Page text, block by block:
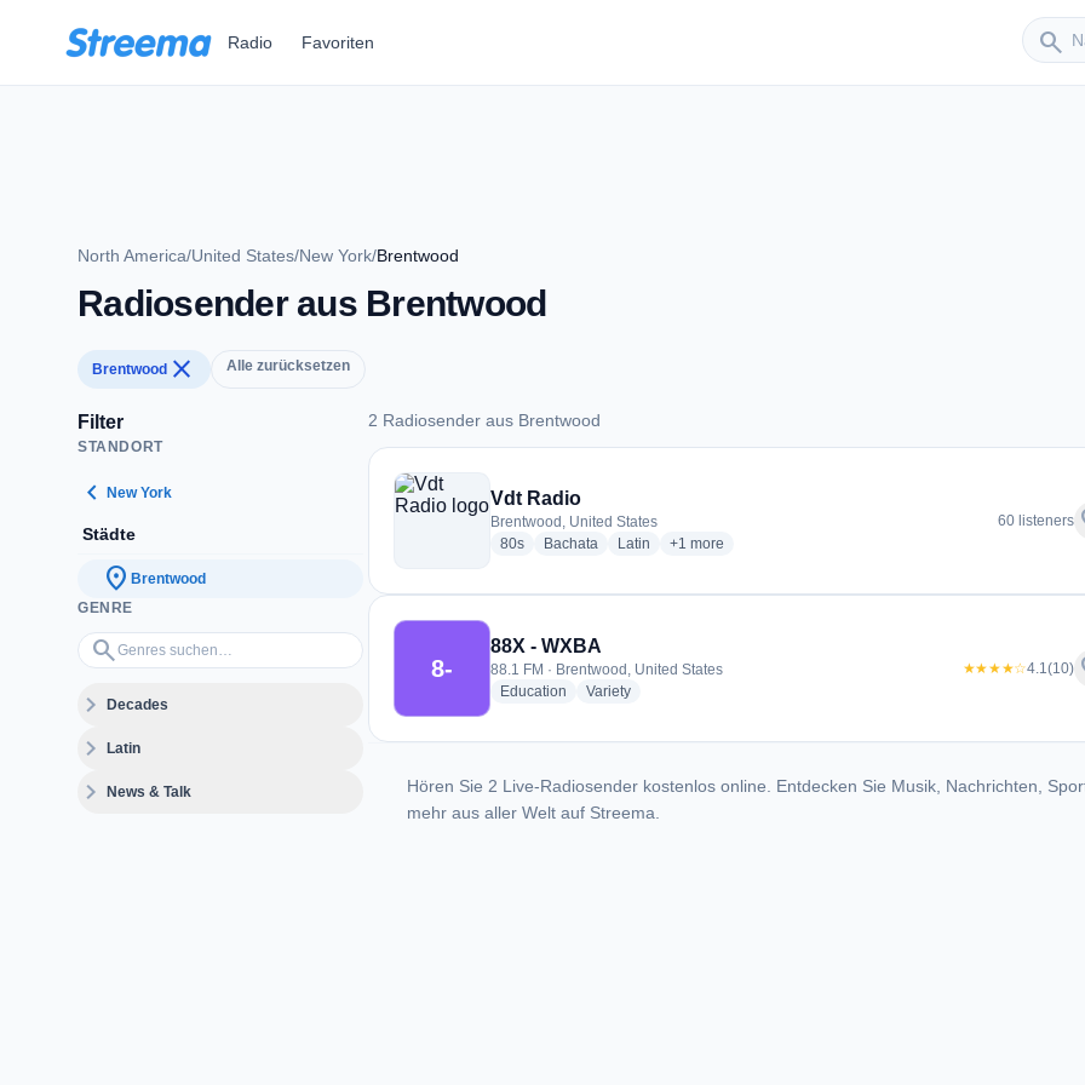
Radio Favoriten search
Sender
North America/United States/New York/Brentwood
Radiosender aus Brentwood
Brentwood close Alle zurücksetzen
Filter
STANDORT
chevron_left New York
Städte
location_on Brentwood
GENRE
search
Genres suchen…
expand_moreDecades
expand_moreLatin
expand_moreNews & Talk
2 Radiosender aus Brentwood
2 Radiosender aus Brentwood
Vdt Radio
Brentwood, United States
80sradio stations
Bachata radio stations
Latin radio stations
+1 more genres for Vdt Radio
more
60 listeners
8-
88X - WXBA
88.1 FM · Brentwood, United States
Education radio stations
Varietyradio stations
★★★★☆4.1(10)
Hören Sie 2 Live-Radiosender kostenlos online. Entdecken Sie Musik, Nachrichten,
mehr aus aller Welt auf Streema.